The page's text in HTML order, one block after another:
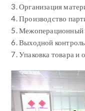
3. Организация
4. Производство
5. Межоперационный
6. Выходной контроль
7. Упаковка товара и